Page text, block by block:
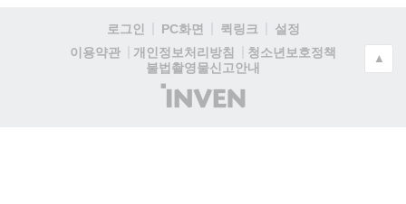
로그인 PC화면 퀵링크
설정
이용약관
개인정보처리방침
청소년보호정책
불법촬영물신고안내
(주)
인
▲